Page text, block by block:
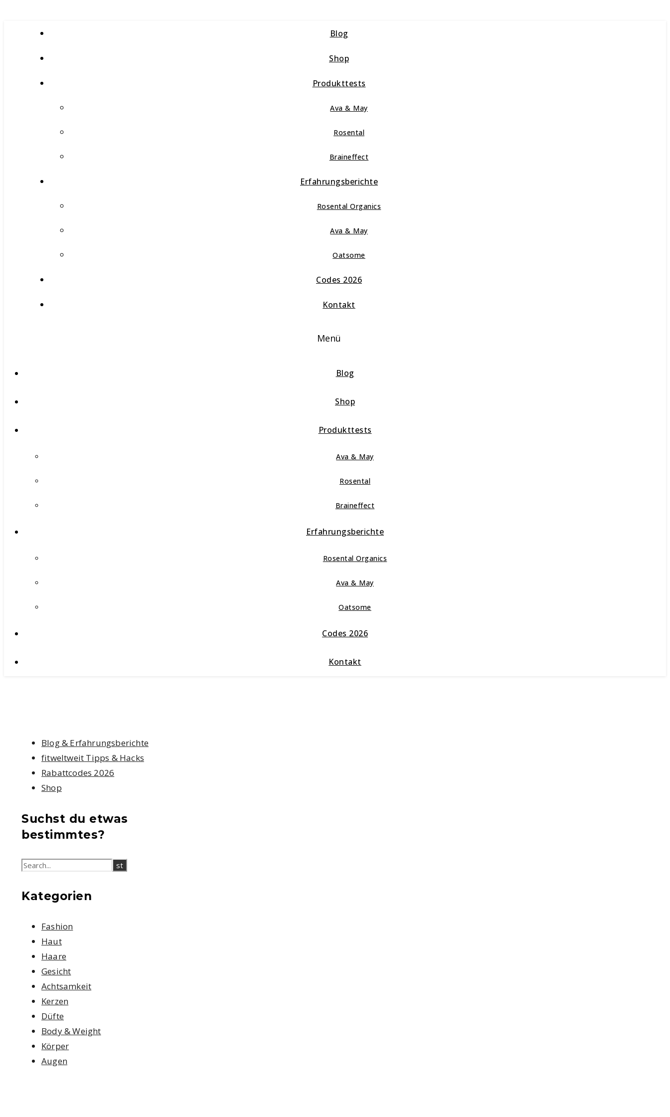
Blog
Shop
Produkttests
Ava & May
Rosental
Braineffect
Erfahrungsberichte
Rosental Organics
Ava & May
Oatsome
Codes 2026
Kontakt
Menü
Blog
Shop
Produkttests
Ava & May
Rosental
Braineffect
Erfahrungsberichte
Rosental Organics
Ava & May
Oatsome
Codes 2026
Kontakt
Blog & Erfahrungsberichte
fitweltweit Tipps & Hacks
Rabattcodes 2026
Shop
Suchst du etwas
bestimmtes?
Kategorien
Fashion
Haut
Haare
Gesicht
Achtsamkeit
Kerzen
Düfte
Body & Weight
Körper
Augen